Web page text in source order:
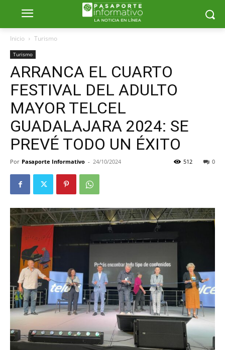
Inicio Turismo
Turismo
ARRANCA EL CUARTO
FESTIVAL DEL ADULTO
MAYOR TELCEL
GUADALAJARA 2024: SE
PREVÉ TODO UN ÉXITO
Por Pasaporte Informativo - 24/10/2024 0
512